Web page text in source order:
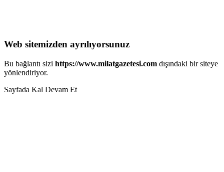
Web sitemizden ayrılıyorsunuz
Bu bağlantı sizi https://www.milatgazetesi.com dışındaki bir siteye
yönlendiriyor.
Sayfada Kal Devam Et